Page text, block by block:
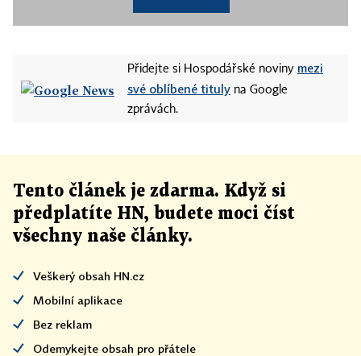
Přidejte si Hospodářské noviny mezi
své oblíbené tituly na Google
zprávách.
Tento článek je zdarma. Když si
předplatíte HN, budete moci číst
všechny naše články.
Veškerý obsah HN.cz
Mobilní aplikace
Bez reklam
Odemykejte obsah pro přátele